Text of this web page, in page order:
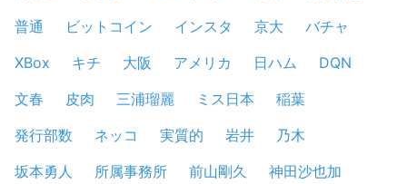
普通
ビットコイン インスタ 京大
バチャ
XBox
キチ 大阪 アメリカ 日ハム
DQN
文春
皮肉 三浦瑠麗 ミス日本
稲葉
発行部数
ネッコ 実質的 岩井
乃木
坂本勇人
所属事務所 前山剛久
神田沙也加